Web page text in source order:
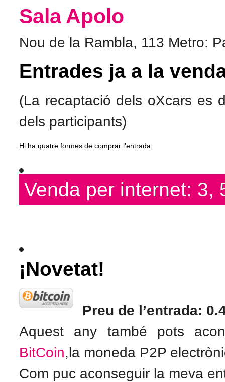
Sala Apolo
Nou de la Rambla, 113 Metro:
Entrades ja a la
(La recaptació dels oXcars es
dels participants)
Hi ha quatre formes de comprar l’entrada:
Venda per internet: 3,
¡Novetat!
Preu de l’entrada:
Aquest any també pots
BitCoin,la moneda P2P
Com puc aconseguir la meva